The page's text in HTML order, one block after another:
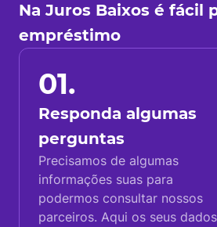
Na Juros Baixos é fácil
empréstimo
01.
Responda algumas
perguntas
Precisamos de algumas
informações suas para
podermos consultar nossos
parceiros. Aqui os seus dados